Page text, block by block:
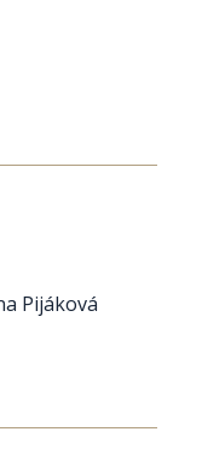
Pijáková